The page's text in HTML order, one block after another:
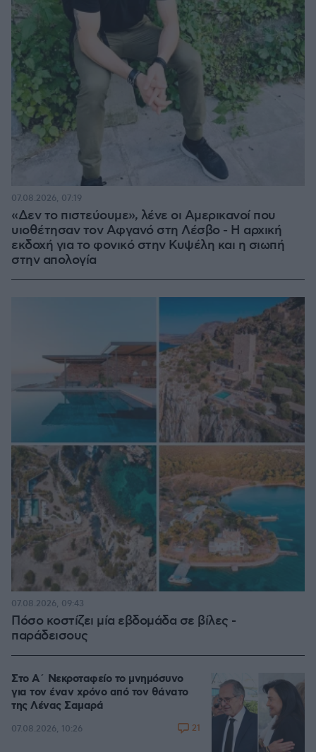
«Δεν το πιστεύουμε», λένε οι Αμερικανοί που
υιοθέτησαν τον Αφγανό στη Λέσβο - Η αρχική
εκδοχή για το φονικό στην Κυψέλη και η σιωπή
στην απολογία
07.08.2026, 07:19
Πόσο κοστίζει μία εβδομάδα σε βίλες -
παράδεισους
07.08.2026, 09:43
Στο Α΄ Νεκροταφείο το μνημόσυνο
για τον έναν χρόνο από τον θάνατο
της Λένας Σαμαρά
07.08.2026, 10:26 21